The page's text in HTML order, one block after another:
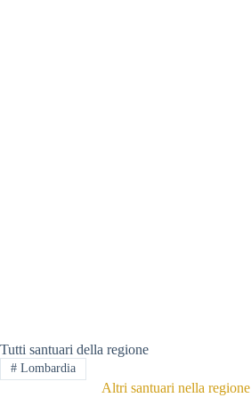
Tutti santuari della regione
#Lombardia
Altri santuari nella regione